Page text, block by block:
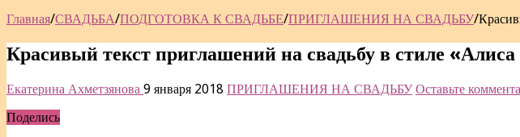
Главная/СВАДЬБА/ПОДГОТОВКА К СВАДЬБЕ/ПРИГЛАШЕНИЯ НА СВАДЬБУ/
Красивый текст приглашений на свадьбу в стиле «Алиса
Екатерина Ахметзянова 9 января 2018 ПРИГЛАШЕНИЯ НА СВАДЬБУ Оставьте
Поделись